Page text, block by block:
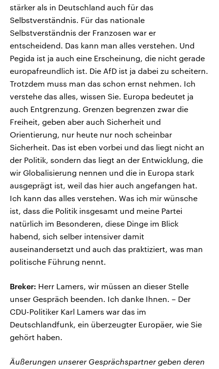
stärker als in Deutschland auch für das
Selbstverständnis. Für das nationale
Selbstverständnis der Franzosen war er
entscheidend. Das kann man alles verstehen. Und
Pegida ist ja auch eine Erscheinung, die nicht gerade
europafreundlich ist. Die AfD ist ja dabei zu scheitern.
Trotzdem muss man das schon ernst nehmen. Ich
verstehe das alles, wissen Sie. Europa bedeutet ja
auch Entgrenzung. Grenzen begrenzen zwar die
Freiheit, geben aber auch Sicherheit und
Orientierung, nur heute nur noch scheinbar
Sicherheit. Das ist eben vorbei und das liegt nicht an
der Politik, sondern das liegt an der Entwicklung, die
wir Globalisierung nennen und die in Europa stark
ausgeprägt ist, weil das hier auch angefangen hat.
Ich kann das alles verstehen. Was ich mir wünsche
ist, dass die Politik insgesamt und meine Partei
natürlich im Besonderen, diese Dinge im Blick
habend, sich selber intensiver damit
auseinandersetzt und auch das praktiziert, was man
politische Führung nennt.
Breker: Herr Lamers, wir müssen an dieser Stelle
unser Gespräch beenden. Ich danke Ihnen. – Der
CDU-Politiker Karl Lamers war das im
Deutschlandfunk, ein überzeugter Europäer, wie Sie
gehört haben.
Äußerungen unserer Gesprächspartner geben deren